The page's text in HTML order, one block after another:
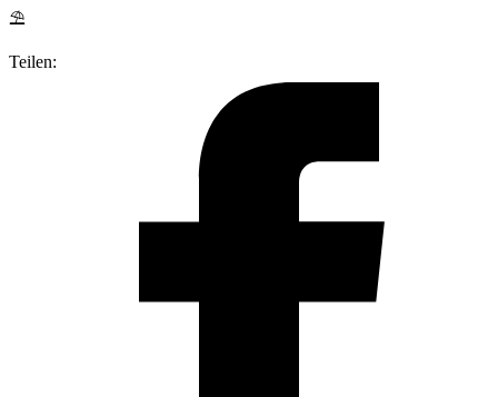
⛱
Teilen: